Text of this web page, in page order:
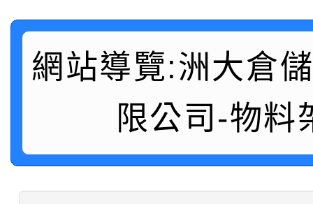
懸臂式料架販售(低中
駛入式料架販售可依需
積層架販售(平台式料
中型料架販售
堆高機販售(全新/中古)
網站導覽:洲大倉
限公司-物料